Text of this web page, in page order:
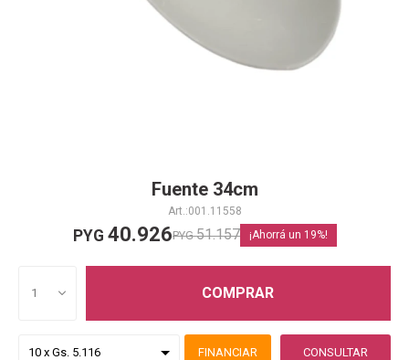
Fuente 34cm
001.11558
PYG 40.926PYG 51.157 19
1 COMPRAR
FINANCIAR CONSULTAR